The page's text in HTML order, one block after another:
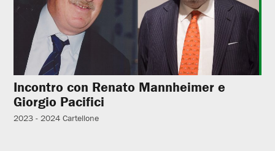
Incontro con Renato Mannheimer e
Giorgio Pacifici
2023 - 2024 Cartellone